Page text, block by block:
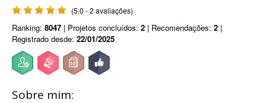
(5.0 - 2 avaliações)
Ranking: 8047 | Projetos concluídos: 2 | Recomendações: 2 |
Registrado desde: 22/01/2025
Sobre mim: